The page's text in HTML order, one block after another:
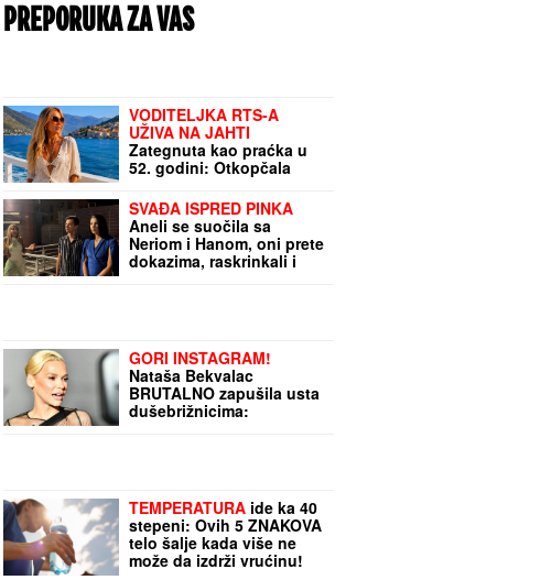
PREPORUKA ZA VAS
VODITELJKA RTS-A
UŽIVA NA JAHTI
Zategnuta kao praćka u
52. godini: Otkopčala
košulju i pokazala zašto
važi za jednu od
najzgodnijih (Foto)
SVAĐA ISPRED PINKA
Aneli se suočila sa
Neriom i Hanom, oni prete
dokazima, raskrinkali i
GORI INSTAGRAM!
Nataša Bekvalac
BRUTALNO zapušila usta
dušebrižnicima:
TEMPERATURA ide ka 40
stepeni: Ovih 5 ZNAKOVA
telo šalje kada više ne
može da izdrži vrućinu!